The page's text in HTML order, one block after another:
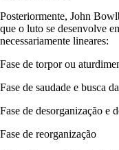
Posteriormente, John
que o luto se desenvolve
necessariamente lineares:
Fase de torpor ou
Fase de saudade e busca
Fase de desorganização e
Fase de reorganização